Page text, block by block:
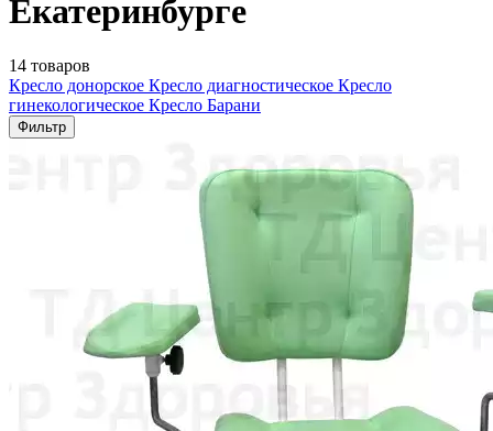
Екатеринбурге
14 товаров
Кресло донорское Кресло диагностическое Кресло
гинекологическое Кресло Барани
Фильтр